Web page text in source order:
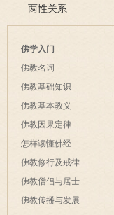
两性关系
佛学入门
佛教名词
佛教基础知识
佛教基本教义
佛教因果定律
怎样读懂佛经
佛教修行及戒律
佛教僧侣与居士
佛教传播与发展